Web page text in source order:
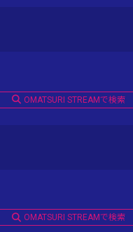
OMATSURI STREAMで検索
OMATSURI STREAMで検索